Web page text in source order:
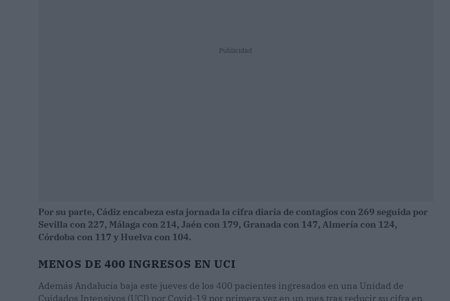
Publicidad
Por su parte, Cádiz encabeza esta jornada la cifra diaria de contagios con 269 seguida por
Sevilla con 227, Málaga con 214, Jaén con 179, Granada con 147, Almería con 124,
Córdoba con 117 y Huelva con 104.
MENOS DE 400 INGRESOS EN UCI
Además Andalucía baja este jueves de los 400 pacientes ingresados en una Unidad de
Cuidados Intensivos (UCI) por Covid-19 por primera vez en un mes tras reducir su cifra en